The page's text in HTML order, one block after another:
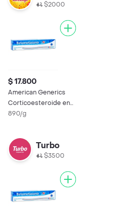
$2000
$ 17.800
American Generics
Corticoesteroide en
Crema Tópica
890/g
Turbo
$3500